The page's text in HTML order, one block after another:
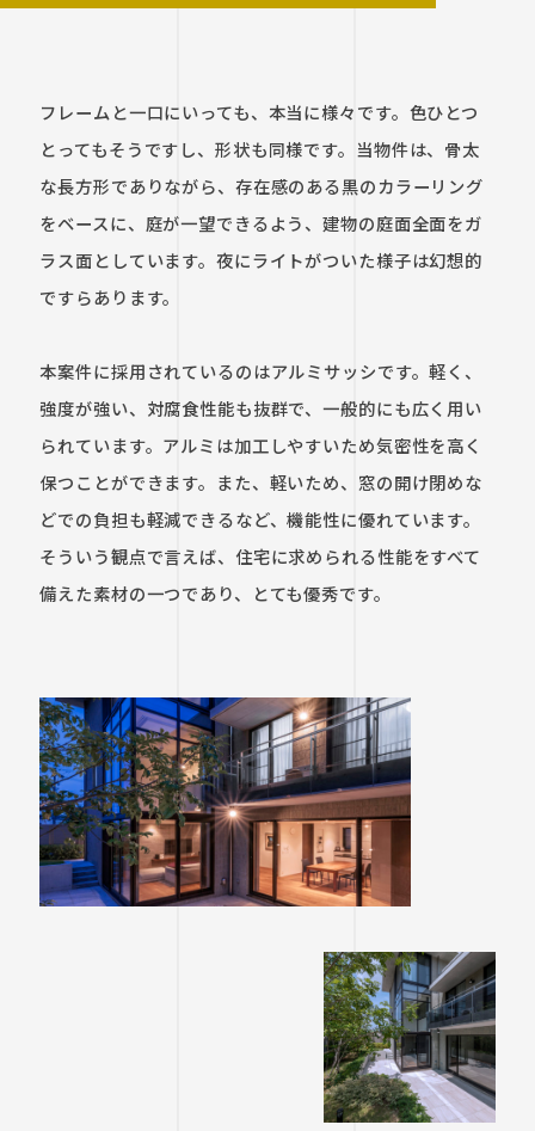
フレームと一口にいっても、本当に様々です。色ひとつ
とってもそうですし、形状も同様です。当物件は、骨太
な長方形でありながら、存在感のある黒のカラーリング
をベースに、庭が一望できるよう、建物の庭面全面をガ
ラス面としています。夜にライトがついた様子は幻想的
ですらあります。
本案件に採用されているのはアルミサッシです。軽く、
強度が強い、対腐食性能も抜群で、一般的にも広く用い
られています。アルミは加工しやすいため気密性を高く
保つことができます。また、軽いため、窓の開け閉めな
どでの負担も軽減できるなど、機能性に優れています。
そういう観点で言えば、住宅に求められる性能をすべて
備えた素材の一つであり、とても優秀です。